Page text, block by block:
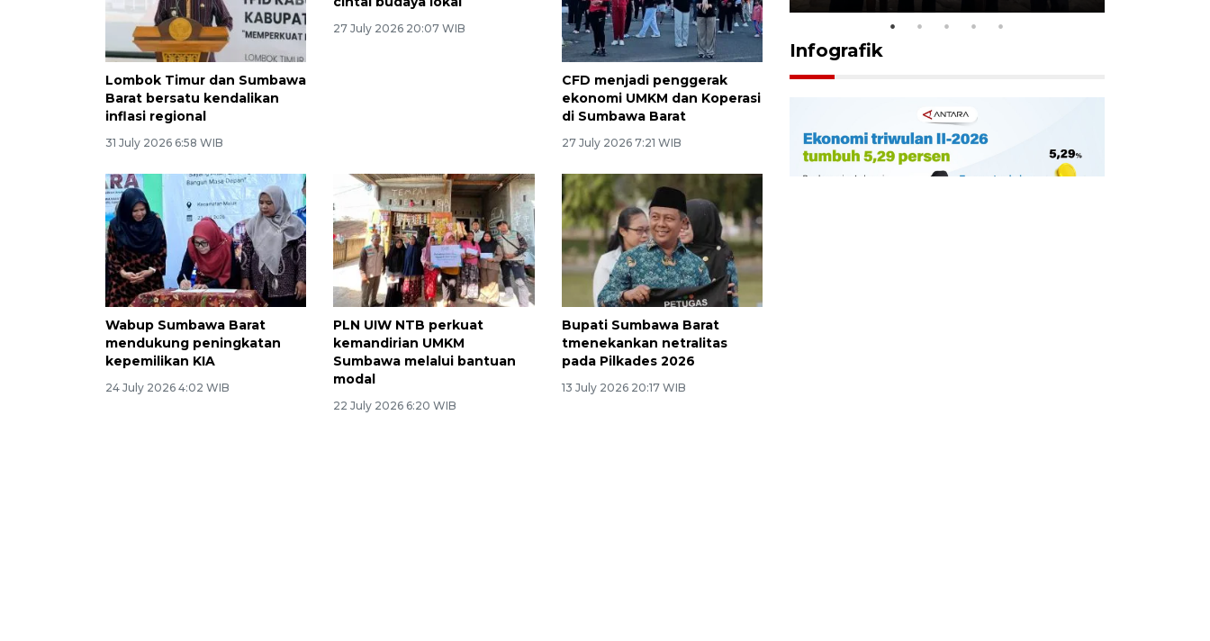
Lombok Timur dan Sumbawa
Barat bersatu kendalikan
inflasi regional
31 July 2026 6:58 WIB
27 July 2026 20:07 WIB
CFD menjadi penggerak
ekonomi UMKM dan Koperasi
di Sumbawa Barat
27 July 2026 7:21 WIB
Wabup Sumbawa Barat
mendukung peningkatan
kepemilikan KIA
24 July 2026 4:02 WIB
PLN UIW NTB perkuat
kemandirian UMKM
Sumbawa melalui bantuan
modal
22 July 2026 6:20 WIB
Bupati Sumbawa Barat
tmenekankan netralitas
pada Pilkades 2026
13 July 2026 20:17 WIB
Infografik